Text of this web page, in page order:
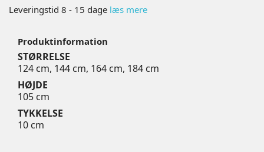
Leveringstid 8 - 15 dage læs mere
Produktinformation
STØRRELSE
124 cm, 144 cm, 164 cm, 184 cm
HØJDE
105 cm
TYKKELSE
10 cm